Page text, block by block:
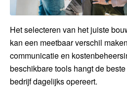
Het selecteren van het juiste
kan een meetbaar verschil
communicatie en
beschikbare tools hangt de
bedrijf dagelijks opereert.